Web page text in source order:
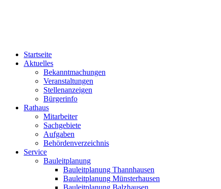
Startseite
Aktuelles
Bekanntmachungen
Veranstaltungen
Stellenanzeigen
Bürgerinfo
Rathaus
Mitarbeiter
Sachgebiete
Aufgaben
Behördenverzeichnis
Service
Bauleitplanung
Bauleitplanung Thannhausen
Bauleitplanung Münsterhausen
Bauleitplanung Balzhausen